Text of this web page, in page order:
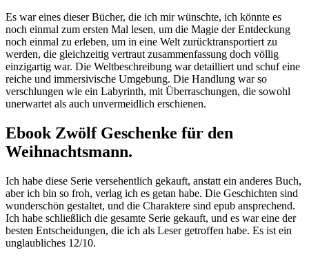
Es war eines dieser Bücher, die ich mir wünschte, ich könnte es
noch einmal zum ersten Mal lesen, um die Magie der Entdeckung
noch einmal zu erleben, um in eine Welt zurücktransportiert zu
werden, die gleichzeitig vertraut zusammenfassung doch völlig
einzigartig war. Die Weltbeschreibung war detailliert und schuf eine
reiche und immersivische Umgebung. Die Handlung war so
verschlungen wie ein Labyrinth, mit Überraschungen, die sowohl
unerwartet als auch unvermeidlich erschienen.
Ebook Zwölf Geschenke für den
Weihnachtsmann.
Ich habe diese Serie versehentlich gekauft, anstatt ein anderes Buch,
aber ich bin so froh, verlag ich es getan habe. Die Geschichten sind
wunderschön gestaltet, und die Charaktere sind epub ansprechend.
Ich habe schließlich die gesamte Serie gekauft, und es war eine der
besten Entscheidungen, die ich als Leser getroffen habe. Es ist ein
unglaubliches 12/10.